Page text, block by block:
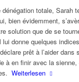
totale, Sarah
bien évidemment,
solution que de se
lui donne quelques
prêt à l’aider dans
à en finir avec la
Weiterlesen